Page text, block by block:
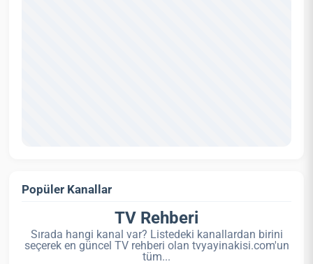
Popüler Kanallar
TV Rehberi
Sırada hangi kanal var? Listedeki kanallardan birini
seçerek en güncel TV rehberi olan tvyayinakisi.com'un
tüm...